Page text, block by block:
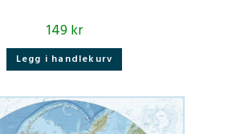
149kr
Legg i handlekurv